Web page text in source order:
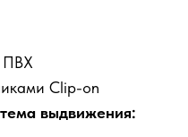
ПВХ
Clip-on
выдвижения: